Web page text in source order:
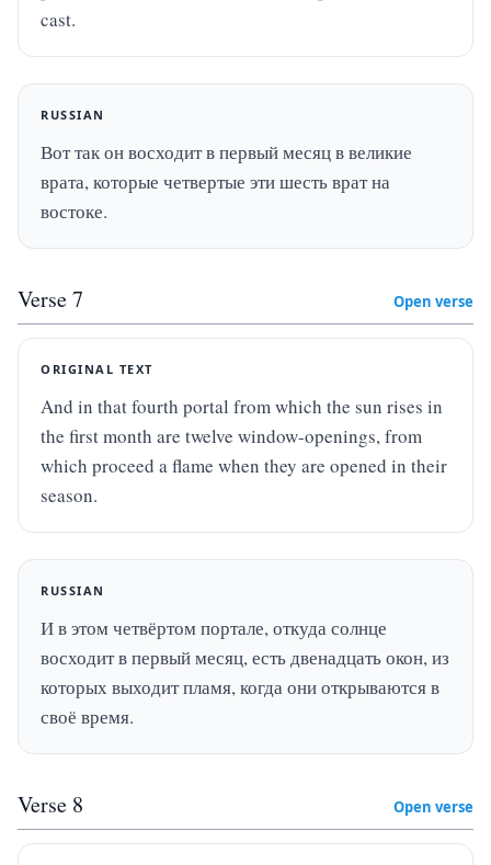
cast.
RUSSIAN
Вот так он восходит в первый месяц в великие
врата, которые четвертые эти шесть врат на
востоке.
Verse7 Open verse
ORIGINAL TEXT
And in that fourth portal from which the sun rises in
the first month are twelve window-openings, from
which proceed a flame when they are opened in their
season.
RUSSIAN
И в этом четвёртом портале, откуда солнце
восходит в первый месяц, есть двенадцать окон, из
которых выходит пламя, когда они открываются в
своё время.
Verse 8 Open verse